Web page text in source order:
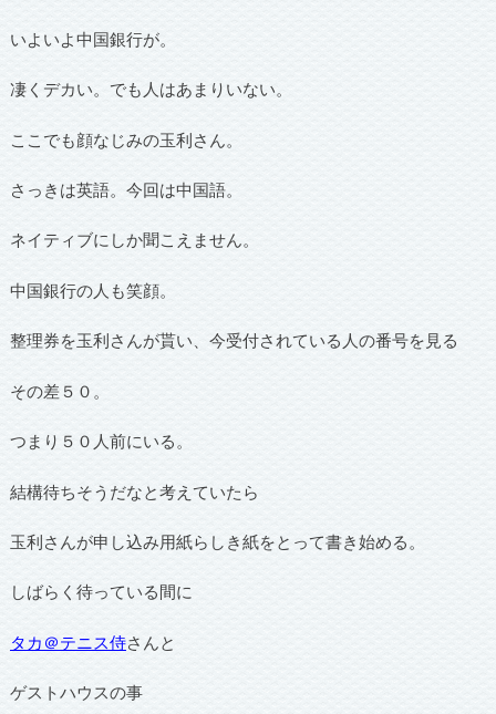
いよいよ中国銀行が。
凄くデカい。でも人はあまりいない。
ここでも顔なじみの玉利さん。
さっきは英語。今回は中国語。
ネイティブにしか聞こえません。
中国銀行の人も笑顔。
整理券を玉利さんが貰い、今受付されている人の番号を見る
その差５０。
つまり５０人前にいる。
結構待ちそうだなと考えていたら
玉利さんが申し込み用紙らしき紙をとって書き始める。
しばらく待っている間に
タカ＠テニス侍さんと
ゲストハウスの事